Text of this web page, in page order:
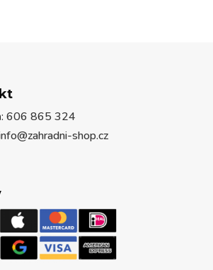
: 606 865 324
shop.cz